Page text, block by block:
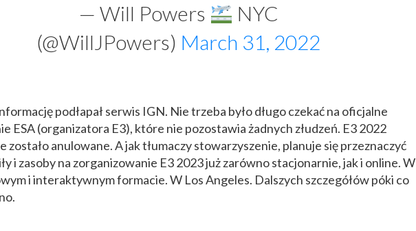
— Will Powers
NYC
(@WillJPowers) March 31, 2022
podłapał serwis IGN. Nie trzeba było długo czekać na oficjalne
ESA (organizatora E3), które nie pozostawia żadnych złudzeń. E3 2022
zostało anulowane. A jak tłumaczy stowarzyszenie, planuje się przeznaczyć
i zasoby na zorganizowanie E3 2023 już zarówno stacjonarnie, jak i online. W
i interaktywnym formacie. W Los Angeles. Dalszych szczegółów póki co